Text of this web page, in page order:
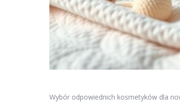
Wybór odpowiednich kosmetyków dla